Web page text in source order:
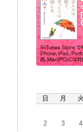
日 月 火
2
3 4